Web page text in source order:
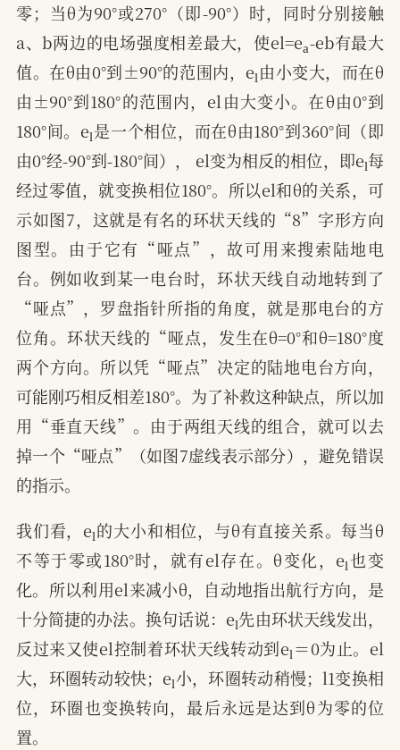
零；当θ为90°或270°（即-90°）时，同时分别接触
a、b两边的电场强度相差最大，使el=ea-eb有最大
值。在θ由0°到±90°的范围内，el由小变大，而在θ
由±90°到180°的范围内，el由大变小。在θ由0°到
180°间。el是一个相位，而在θ由180°到360°间（即
由0°经-90°到-180°间）， el变为相反的相位，即el每
经过零值，就变换相位180°。所以el和θ的关系，可
示如图7，这就是有名的环状天线的“8”字形方向
图型。由于它有“哑点”，故可用来搜索陆地电
台。例如收到某一电台时，环状天线自动地转到了
“哑点”，罗盘指针所指的角度，就是那电台的方
位角。环状天线的“哑点，发生在θ=0°和θ=180°度
两个方向。所以凭“哑点”决定的陆地电台方向，
可能刚巧相反相差180°。为了补救这种缺点，所以加
用“垂直天线”。由于两组天线的组合，就可以去
掉一个“哑点”（如图7虚线表示部分），避免错误
的指示。
我们看，e 的大小和相位，与θ有直接关系。每当θ
不等于零或180°时，就有el存在。θ变化，el也变
化。所以利用el来减小θ，自动地指出航行方向，是
十分简捷的办法。换句话说：el先由环状天线发出，
反过来又使el控制着环状天线转动到el＝0为止。el
大，环圈转动较快；el小，环圈转动稍慢；l1变换相
位，环圈也变换转向，最后永远是达到θ为零的位
置。